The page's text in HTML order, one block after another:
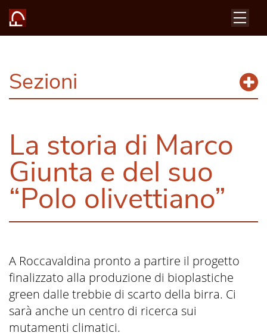
Sezioni
La storia di Marco
Giunta e del suo
“Polo olivettiano”
A Roccavaldina pronto a partire il progetto
finalizzato alla produzione di bioplastiche
green dalle trebbie di scarto della birra. Ci
sarà anche un centro di ricerca sui
mutamenti climatici.